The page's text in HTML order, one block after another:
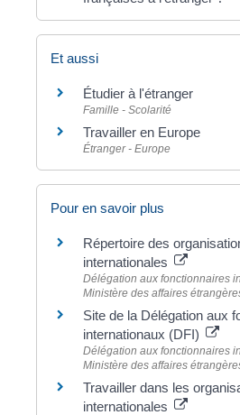
Et aussi
Étudier à l'étranger
Famille - Scolarité
Travailler en Europe
Étranger - Europe
Pour en savoir plus
Répertoire des
internationales
Délégation aux fonctionnaires
Ministère des affaires
Site de la Délégation aux
internationaux (DFI)
Délégation aux fonctionnaires
Ministère des affaires
Travailler dans les
internationales